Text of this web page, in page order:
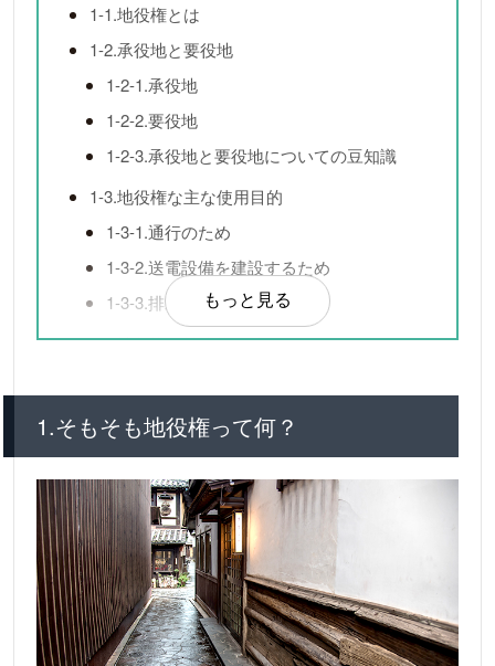
1-1.地役権とは
1-2.承役地と要役地
1-2-1.承役地
1-2-2.要役地
1-2-3.承役地と要役地についての豆知識
1-3.地役権な主な使用目的
1-3-1.通行のため
1-3-2.送電設備を建設するため
1-3-3.排水管などを埋めるため
1-4.地役権と地上権の違い
2-1.地役権を登記する必要性
2-2.地役権を登記する方法
2-3.地役権の分筆登記、合筆登記
2-3-1.地役権が設定された土地の分筆登記
2-3-2.地役権が設定された土地の合筆登記
2-4.地役権図面とは
3.地役権の時効について
もっと見る
1.そもそも地役権って何？